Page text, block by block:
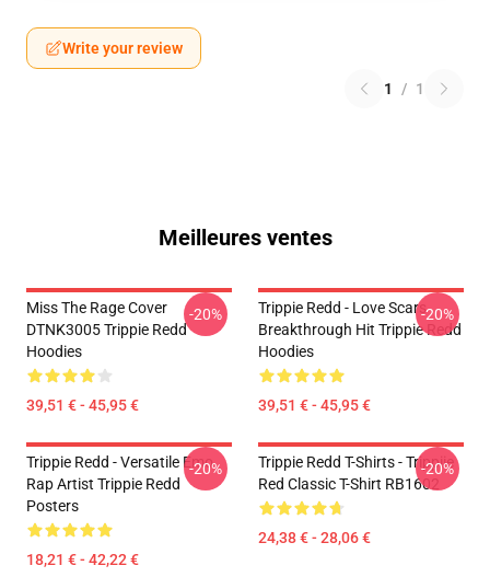
Write your review
1 / 1
Meilleures ventes
Miss The Rage Cover
DTNK3005 Trippie Redd
Hoodies
39,51 € - 45,95 €
-20%
Trippie Redd - Love Scars
Breakthrough Hit Trippie Redd
Hoodies
39,51 € - 45,95 €
-20%
Trippie Redd - Versatile Emo
Rap Artist Trippie Redd
Posters
18,21 € - 42,22 €
-20%
Trippie Redd T-Shirts - Trippiie
Red Classic T-Shirt RB1602
24,38 € - 28,06 €
-20%